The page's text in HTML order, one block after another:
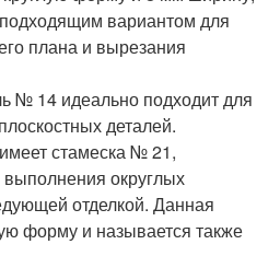
вариантом для
плана и вырезания
№ 14 идеально подходит для
деталей.
стамеска № 21,
округлых
отделкой. Данная
форму и называется также